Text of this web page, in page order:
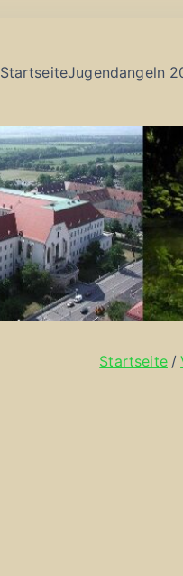
StartseiteJugendangeln
Startseite